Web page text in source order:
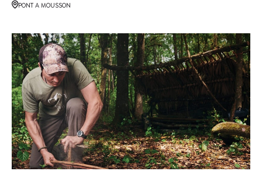
PONT A MOUSSON